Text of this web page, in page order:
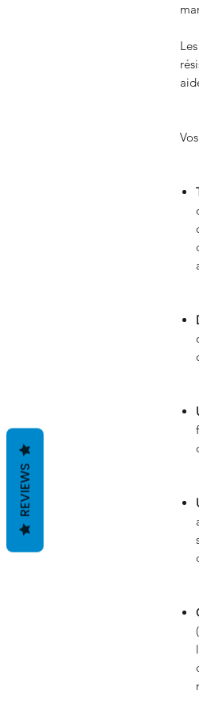
Les
REVIEWS